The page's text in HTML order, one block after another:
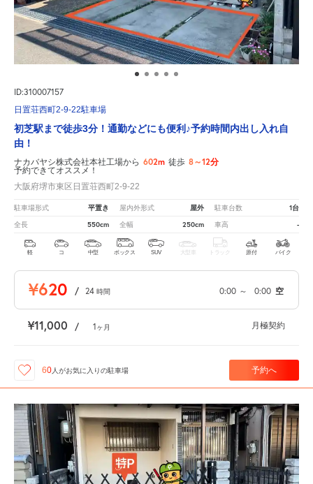
ID:310007157
日置荘西町2-9-22駐車場
初芝駅まで徒歩3分！通勤などにも便利♪予約時間内出し入れ自
由！
ナカバヤシ株式会社本社工場から 602m 徒歩 8～12分
予約できてオススメ！
大阪府堺市東区日置荘西町2-9-22
駐車場形式 平置き 屋内外形式 屋外 駐車台数 1台
全長 550cm 全幅 250cm 車高 -
軽 コ 中型 ボックス SUV 大型車 トラック 原付 バイク
¥620 / 24 時間 0:00 ～ 0:00 空
¥11,000 / 1ヶ月 月極契約
60人がお気に入りの駐車場 予約へ